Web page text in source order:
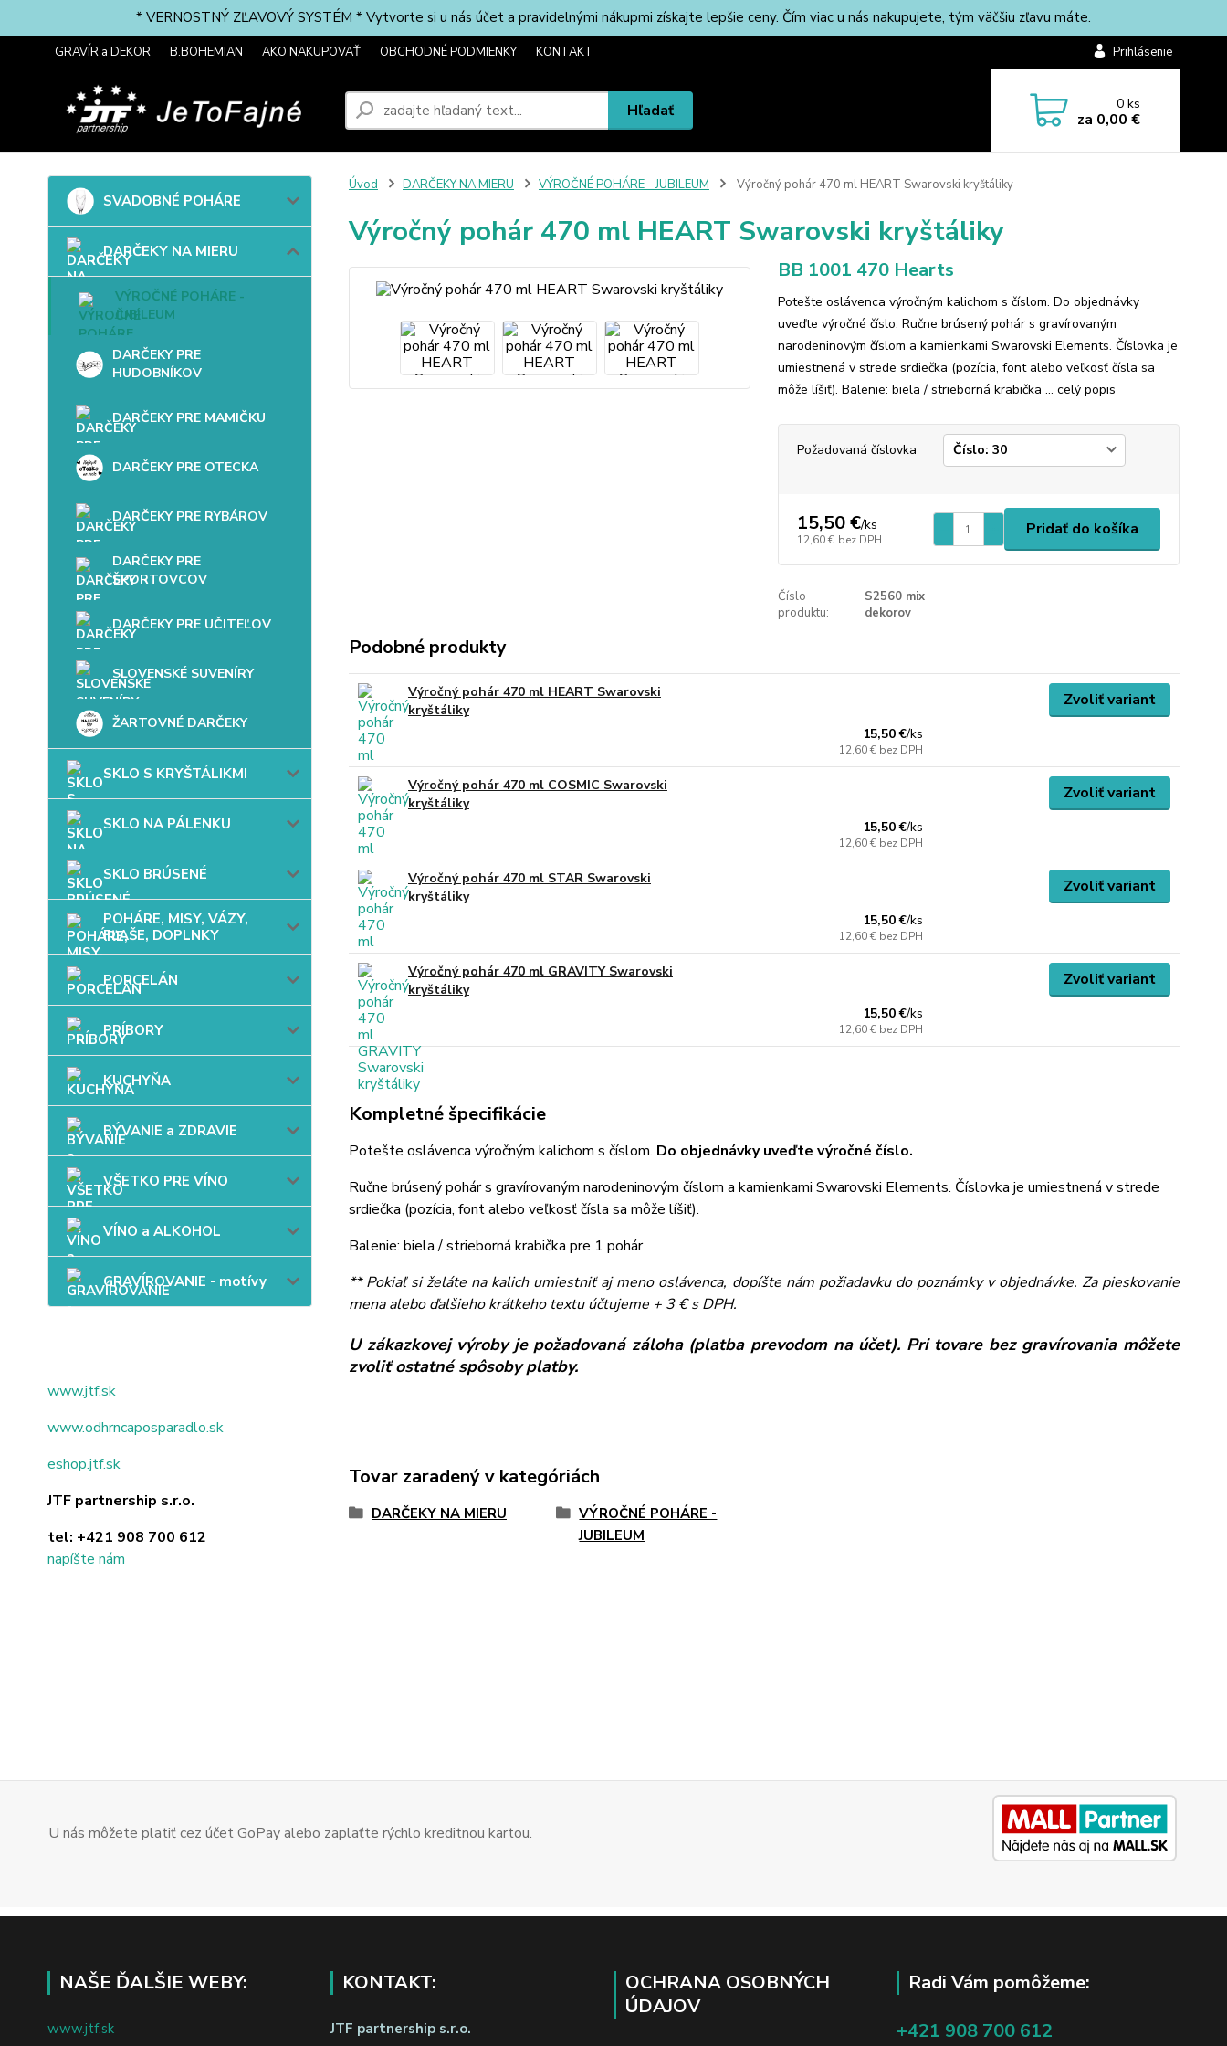
* VERNOSTNÝ ZĽAVOVÝ SYSTÉM * Vytvorte si u nás účet a pravidelnými nákupmi získajte lepšie ceny. Čím viac u nás nakupujete, tým väčšiu zľavu máte.
GRAVÍR a DEKOR B.BOHEMIAN AKO NAKUPOVAŤ OBCHODNÉ PODMIENKY KONTAKT Prihlásenie
Hľadať 0ks
za 0,00 €
SVADOBNÉ POHÁRE
DARČEKY NA MIERU
VÝROČNÉ POHÁRE -
JUBILEUM
DARČEKY PRE
HUDOBNÍKOV
DARČEKY PRE MAMIČKU
DARČEKY PRE OTECKA
DARČEKY PRE RYBÁROV
DARČEKY PRE
ŠPORTOVCOV
DARČEKY PRE UČITEĽOV
SLOVENSKÉ SUVENÍRY
ŽARTOVNÉ DARČEKY
SKLO S KRYŠTÁLIKMI
SKLO NA PÁLENKU
SKLO BRÚSENÉ
POHÁRE, MISY, VÁZY,
FĽAŠE, DOPLNKY
PORCELÁN
PRÍBORY
KUCHYŇA
BÝVANIE a ZDRAVIE
VŠETKO PRE VÍNO
VÍNO a ALKOHOL
GRAVÍROVANIE - motívy
www.jtf.sk
www.odhrncaposparadlo.sk
eshop.jtf.sk
JTF partnership s.r.o.
tel: +421 908 700 612
napíšte nám
Úvod DARČEKY NA MIERU VÝROČNÉ POHÁRE - JUBILEUM Výročný pohár 470 ml HEART Swarovski kryštáliky
Výročný pohár 470 ml HEART Swarovski kryštáliky
BB 1001 470 Hearts
Potešte oslávenca výročným kalichom s číslom. Do objednávky
uveďte výročné číslo. Ručne brúsený pohár s gravírovaným
narodeninovým číslom a kamienkami Swarovski Elements. Číslovka je
umiestnená v strede srdiečka (pozícia, font alebo veľkosť čísla sa
môže líšiť). Balenie: biela / strieborná krabička ... celý popis
Požadovaná číslovka
15,50 €/ks
12,60 € bez DPH
Pridať do košíka
Číslo
produktu:
S2560 mix
dekorov
Podobné produkty
Výročný pohár 470 ml HEART Swarovski
kryštáliky
15,50 €/ks
12,60 € bez DPH
Zvoliť variant
Výročný pohár 470 ml COSMIC Swarovski
kryštáliky
15,50 €/ks
12,60 € bez DPH
Zvoliť variant
Výročný pohár 470 ml STAR Swarovski
kryštáliky
15,50 €/ks
12,60 € bez DPH
Zvoliť variant
Výročný pohár 470 ml GRAVITY Swarovski
kryštáliky
15,50 €/ks
12,60 € bez DPH
Zvoliť variant
Kompletné špecifikácie
Potešte oslávenca výročným kalichom s číslom. Do objednávky uveďte výročné číslo.
Ručne brúsený pohár s gravírovaným narodeninovým číslom a kamienkami Swarovski Elements. Číslovka je umiestnená v strede
srdiečka (pozícia, font alebo veľkosť čísla sa môže líšiť).
Balenie: biela / strieborná krabička pre 1 pohár
** Pokiaľ si želáte na kalich umiestniť aj meno oslávenca, dopíšte nám požiadavku do poznámky v objednávke. Za pieskovanie
mena alebo ďalšieho krátkeho textu účtujeme + 3 € s DPH.
U zákazkovej výroby je požadovaná záloha (platba prevodom na účet). Pri tovare bez gravírovania môžete
zvoliť ostatné spôsoby platby.
Tovar zaradený v kategóriách
DARČEKY NA MIERU
VÝROČNÉ POHÁRE -
JUBILEUM
U nás môžete platiť cez účet GoPay alebo zaplaťte rýchlo kreditnou kartou.
NAŠE ĎALŠIE WEBY:
www.jtf.sk
KONTAKT:
JTF partnership s.r.o.
OCHRANA OSOBNÝCH
ÚDAJOV
Radi Vám pomôžeme:
+421 908 700 612